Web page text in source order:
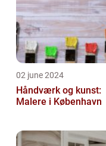
02 june 2024
Håndværk og kunst:
Malere i København